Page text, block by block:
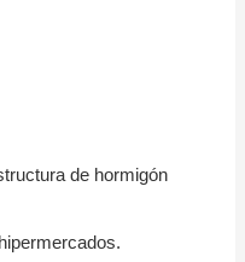
de hormigón